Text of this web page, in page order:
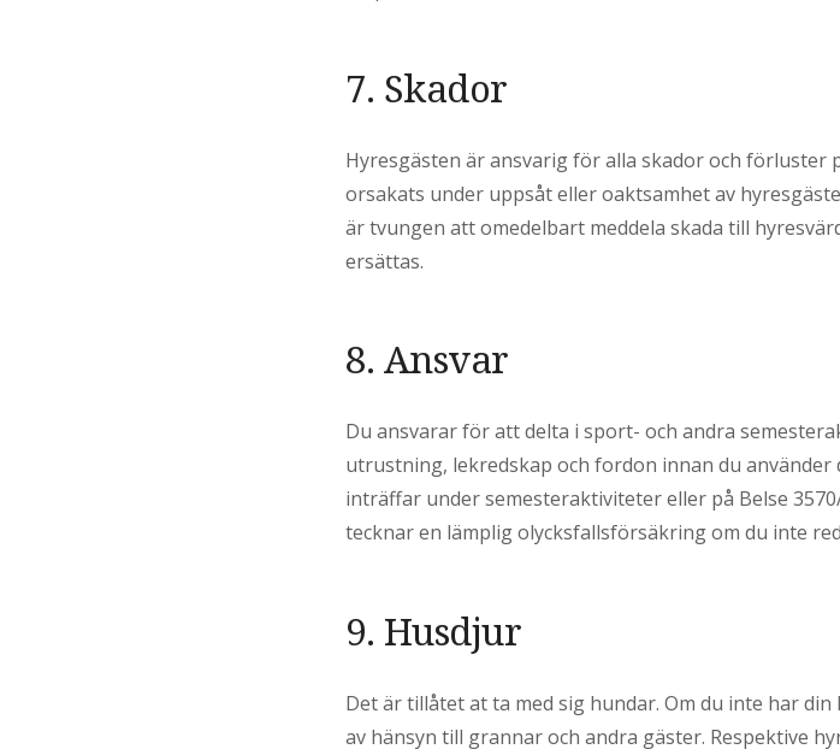
7. Skador
Hyresgästen är ansvarig för alla skador och förluster
orsakats under uppsåt eller oaktsamhet av
är tvungen att omedelbart meddela skada till
ersättas.
8. Ansvar
Du ansvarar för att delta i sport- och andra
utrustning, lekredskap och fordon innan du
inträffar under semesteraktiviteter eller på Belse
tecknar en lämplig olycksfallsförsäkring om du inte
9. Husdjur
Det är tillåtet at ta med sig hundar. Om du inte har
av hänsyn till grannar och andra gäster. Respektive